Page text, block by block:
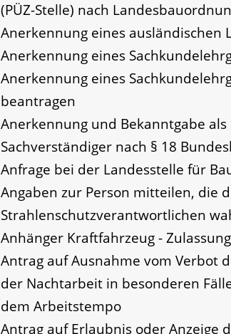
(PÜZ-Stelle) nach
Anerkennung eines ausländischen
Anerkennung eines
Anerkennung eines
beantragen
Anerkennung und Bekanntgabe
Sachverständiger nach § 18
Anfrage bei der Landesstelle für
Angaben zur Person mitteilen, die
Strahlenschutzverantwortlichen
Anhänger Kraftfahrzeug -
Antrag auf Ausnahme vom Verbot
der Nachtarbeit in besonderen
dem Arbeitstempo
Antrag auf Erlaubnis oder Anzeige